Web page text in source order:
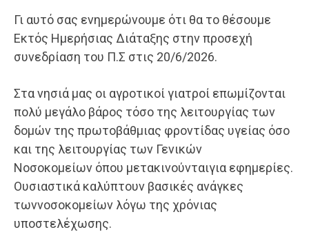
Γι αυτό σας ενημερώνουμε ότι θα το θέσουμε
Εκτός Ημερήσιας Διάταξης στην προσεχή
συνεδρίαση του Π.Σ στις 20/6/2026.
Στα νησιά μας οι αγροτικοί γιατροί επωμίζονται
πολύ μεγάλο βάρος τόσο της λειτουργίας των
δομών της πρωτοβάθμιας φροντίδας υγείας όσο
και της λειτουργίας των Γενικών
Νοσοκομείων όπου μετακινούνταιγια εφημερίες.
Ουσιαστικά καλύπτουν βασικές ανάγκες
τωννοσοκομείων λόγω της χρόνιας
υποστελέχωσης.